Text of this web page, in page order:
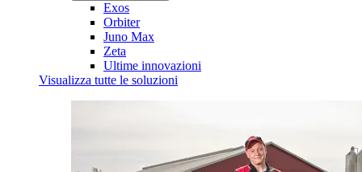
Exos
Orbiter
Juno Max
Zeta
Ultime innovazioni
Visualizza tutte le soluzioni